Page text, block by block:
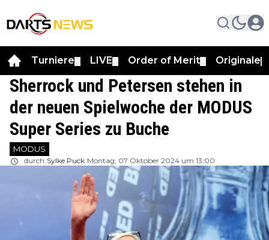
Turniere LIVE Order of Merit Originale
Sherrock und Petersen stehen in
der neuen Spielwoche der MODUS
Super Series zu Buche
MODUS
durch Sylke Puck Montag, 07 Oktober 2024 um 13:00